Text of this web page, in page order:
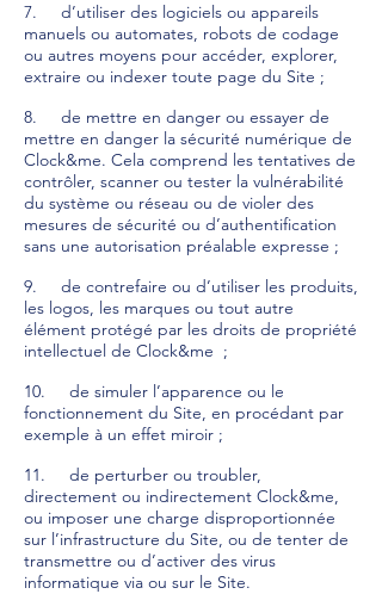
7. d’utiliser des logiciels ou appareils
manuels ou automates, robots de codage
ou autres moyens pour accéder, explorer,
extraire ou indexer toute page du Site ;
8. de mettre en danger ou essayer de
mettre en danger la sécurité numérique de
Clock&me. Cela comprend les tentatives de
contrôler, scanner ou tester la vulnérabilité
du système ou réseau ou de violer des
mesures de sécurité ou d’authentification
sans une autorisation préalable expresse ;
9. de contrefaire ou d’utiliser les produits,
les logos, les marques ou tout autre
élément protégé par les droits de propriété
intellectuel de Clock&me ;
10. de simuler l’apparence ou le
fonctionnement du Site, en procédant par
exemple à un effet miroir ;
11. de perturber ou troubler,
directement ou indirectement Clock&me,
ou imposer une charge disproportionnée
sur l’infrastructure du Site, ou de tenter de
transmettre ou d’activer des virus
informatique via ou sur le Site.